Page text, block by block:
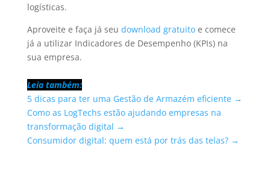
logísticas.
Aproveite e faça já seu download gratuitoe comece
já a utilizar Indicadores de Desempenho (KPIs) na
sua empresa.
Leia também:
5 dicas para ter uma Gestão de Armazém eficiente →
Como as LogTechs estão ajudando empresas na
transformação digital →
Consumidor digital: quem está por trás das telas? →